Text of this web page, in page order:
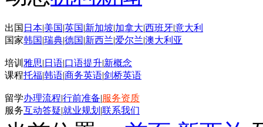
出国 日本|美国|英国|新加坡|加拿大|西班牙|意大利
国家韩国|瑞典|德国|新西兰|爱尔兰|澳大利亚
培训 雅思| 日语|口语提升|新概念
课程托福|韩语|商务英语|剑桥英语
留学办理流程|行前准备|服务资质
服务互动答疑|就业规划 |联系我们